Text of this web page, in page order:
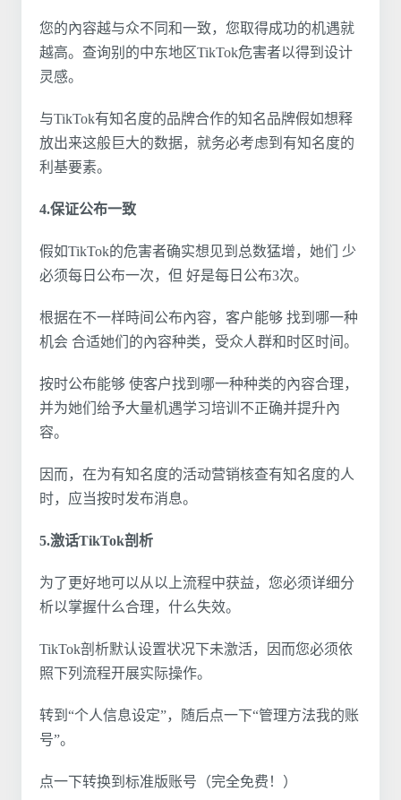
您的內容越与众不同和一致，您取得成功的机遇就
越高。查询别的中东地区TikTok危害者以得到设计
灵感。
与TikTok有知名度的品牌合作的知名品牌假如想释
放出来这般巨大的数据，就务必考虑到有知名度的
利基要素。
4.保证公布一致
假如TikTok的危害者确实想见到总数猛增，她们 少
必须每日公布一次，但 好是每日公布3次。
根据在不一样時间公布內容，客户能够 找到哪一种
机会 合适她们的內容种类，受众人群和时区时间。
按时公布能够 使客户找到哪一种种类的內容合理，
并为她们给予大量机遇学习培训不正确并提升內
容。
因而，在为有知名度的活动营销核查有知名度的人
时，应当按时发布消息。
5.激话TikTok剖析
为了更好地可以从以上流程中获益，您必须详细分
析以掌握什么合理，什么失效。
TikTok剖析默认设置状况下未激活，因而您必须依
照下列流程开展实际操作。
转到“个人信息设定”，随后点一下“管理方法我的账
号”。
点一下转换到标准版账号（完全免费！）